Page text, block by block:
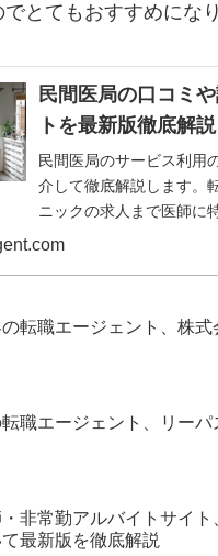
とてもおすすめになり
民間医局の口コミ
トを最新版徹底解
民間医局のサービス利用
介して徹底解説します。
ニックの求人まで医師に
総数がおよそ3万件と豊
転職エージェント、株
職エージェント、リー
非常勤アルバイトサイ
最新版を徹底解説